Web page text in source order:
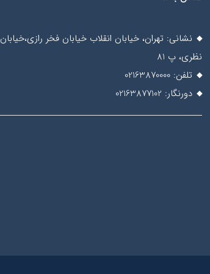
نشانی: تهران، خیابان انقلاب خیابان فخر رازی،خیابان
نظری، پ 81
تلفن: 02163870000
دورنگار: 02163877102